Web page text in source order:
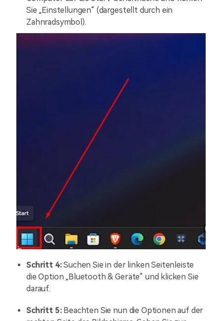
Sie „Einstellungen“ (dargestellt durch ein
Zahnradsymbol).
Schritt 4:Suchen Sie in der linken Seitenleiste
die Option „Bluetooth & Geräte“ und klicken Sie
darauf.
Schritt 5:Beachten Sie nun die Optionen auf der